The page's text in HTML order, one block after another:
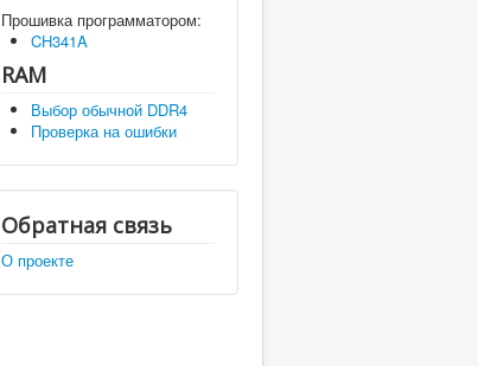
Прошивка программатором:
CH341A
RAM
Выбор обычной DDR4
Проверка на ошибки
Обратная связь
О проекте